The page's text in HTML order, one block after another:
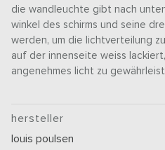
die wandleuchte gibt nach
winkel des schirms und seine
werden, um die lichtverteilung
auf der innenseite weiss
angenehmes licht zu
hersteller
louis poulsen